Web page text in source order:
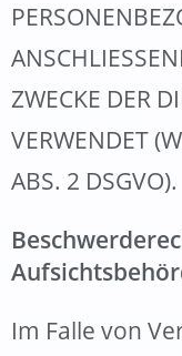
ZWECKE DER
VERWENDET
ABS. 2 DSGVO).
Im Falle von